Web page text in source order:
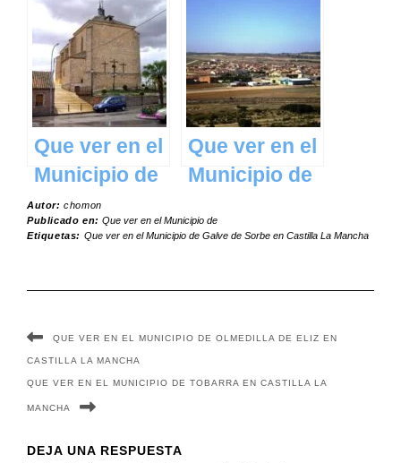
Escamilla en
Castilla La
Mancha
Pareja en
Castilla La
Mancha
Que ver en el
Municipio de
Huecas en
Castilla La
Que ver en el
Municipio de
en Castilla La
Autor:chomon
Publicado en:Que ver en el Municipio de
Etiquetas: Que ver en el Municipio de Galve de Sorbe en Castilla La Mancha
QUE VER EN EL MUNICIPIO DE OLMEDILLA DE ELIZ EN
CASTILLA LA MANCHA
QUE VER EN EL MUNICIPIO DE TOBARRA EN CASTILLA LA
MANCHA
DEJA UNA RESPUESTA